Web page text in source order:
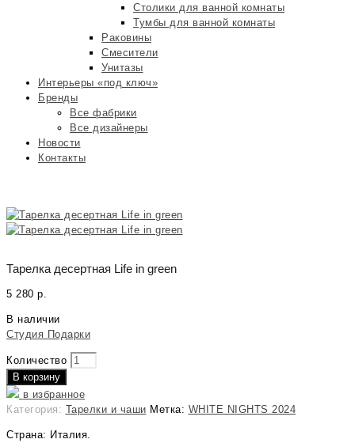
Столики для ванной комнаты
Тумбы для ванной комнаты
Раковины
Смесители
Унитазы
Интерьеры «под ключ»
Бренды
Все фабрики
Все дизайнеры
Новости
Контакты
Тарелка десертная Life in green
5 280 р.
В наличии
Студия Подарки
Количество
В корзину
в избранное
Категория: Тарелки и чаши Метка: WHITE NIGHTS 2024
Страна: Италия.